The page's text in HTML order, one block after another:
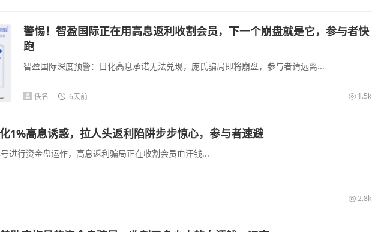
警惕！智盈国际正在用高息返利收割会员，下一个崩盘就是它，参与者快
跑
智盈国际深度预警：日化高息承诺无法兑现，庞氏骗局即将崩盘，参与者请远离...
佚名 6天前 1.5k
1%高息诱惑，拉人头返利陷阱步步惊心，参与者速避
进行资金盘运作，高息返利骗局正在收割会员血汗钱...
2.8k